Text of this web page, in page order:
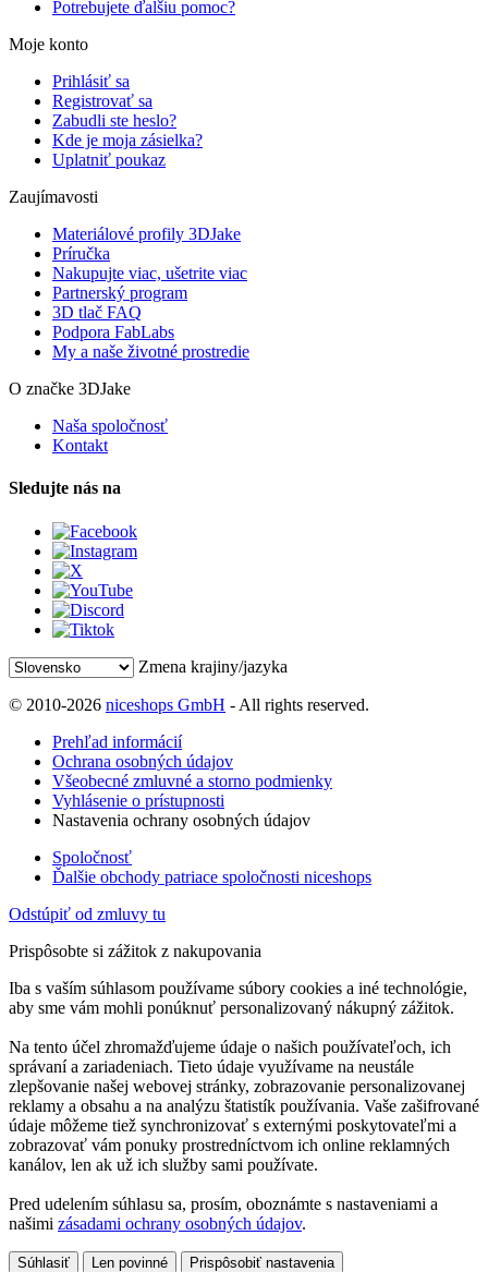
Potrebujete ďalšiu pomoc?
Moje konto
Prihlásiť sa
Registrovať sa
Zabudli ste heslo?
Kde je moja zásielka?
Uplatniť poukaz
Zaujímavosti
Materiálové profily 3DJake
Príručka
Nakupujte viac, ušetrite viac
Partnerský program
3D tlač FAQ
Podpora FabLabs
My a naše životné prostredie
O značke 3DJake
Naša spoločnosť
Kontakt
Sledujte nás na
Zmena krajiny/jazyka
© 2010-2026 niceshops GmbH - All rights reserved.
Prehľad informácií
Ochrana osobných údajov
Všeobecné zmluvné a storno podmienky
Vyhlásenie o prístupnosti
Nastavenia ochrany osobných údajov
Spoločnosť
Ďalšie obchody patriace spoločnosti niceshops
Odstúpiť od zmluvy tu
Prispôsobte si zážitok z nakupovania
Iba s vaším súhlasom používame súbory cookies a iné technológie,
aby sme vám mohli ponúknuť personalizovaný nákupný zážitok.
Na tento účel zhromažďujeme údaje o našich používateľoch, ich
správaní a zariadeniach. Tieto údaje využívame na neustále
zlepšovanie našej webovej stránky, zobrazovanie personalizovanej
reklamy a obsahu a na analýzu štatistík používania. Vaše zašifrované
údaje môžeme tiež synchronizovať s externými poskytovateľmi a
zobrazovať vám ponuky prostredníctvom ich online reklamných
kanálov, len ak už ich služby sami používate.
Pred udelením súhlasu sa, prosím, oboznámte s nastaveniami a
našimi zásadami ochrany osobných údajov.
Súhlasiť Len povinné Prispôsobiť nastavenia